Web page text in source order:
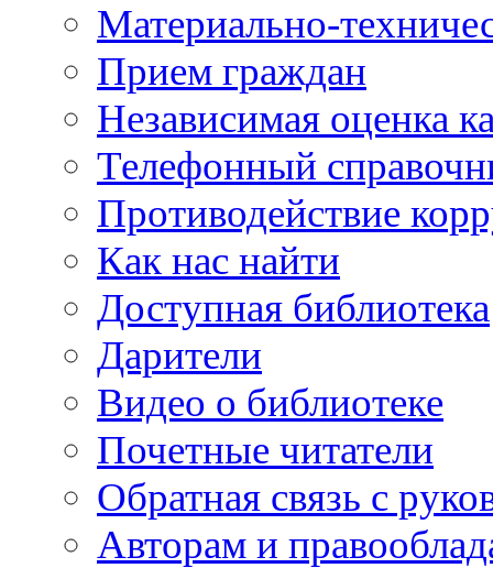
Материально-
Прием граждан
Независимая оценка
Телефонный
Противодействие
Как нас найти
Доступная библиотека
Дарители
Видео о библиотеке
Почетные читатели
Обратная связь с
Авторам и